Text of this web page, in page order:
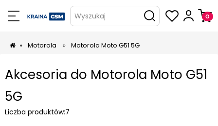
Wyszukaj
» Motorola » Motorola Moto G51 5G
Akcesoria do Motorola Moto G51
5G
Liczba produktów:7